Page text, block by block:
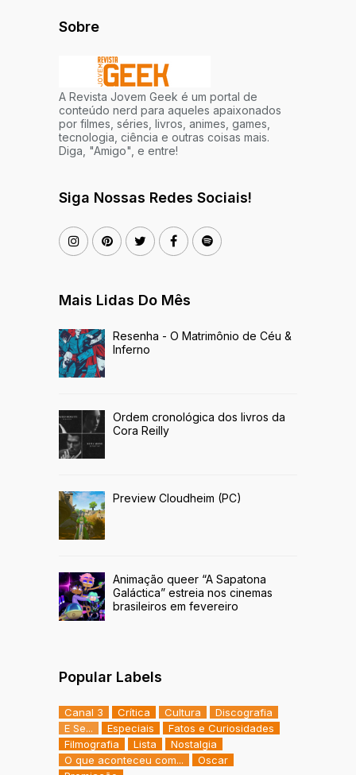
Sobre
A Revista Jovem Geek é um portal de
conteúdo nerd para aqueles apaixonados
por filmes, séries, livros, animes, games,
tecnologia, ciência e outras coisas mais.
Diga, "Amigo", e entre!
Siga Nossas Redes Sociais!
Mais Lidas Do Mês
Resenha - O Matrimônio de Céu &
Inferno
Ordem cronológica dos livros da
Cora Reilly
Preview Cloudheim (PC)
Animação queer “A Sapatona
Galáctica” estreia nos cinemas
brasileiros em fevereiro
Popular Labels
Canal 3 Crítica Cultura
Discografia
E Se...
Especiais
Fatos e Curiosidades
Filmografia
Lista
Nostalgia
O que aconteceu com...
Oscar